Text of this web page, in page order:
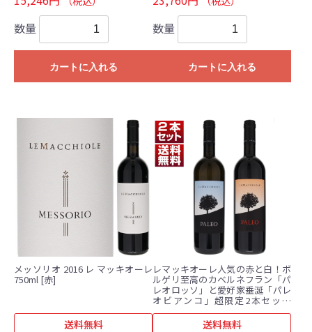
数量
カートに入れる
数量
カートに入れる
メッソリオ 2016 レ マッキオーレ
750ml [赤]
送料無料
レマッキオーレ人気の赤と白！ボ
ルゲリ至高のカベルネフラン「パ
レオロッソ」と愛好家垂涎「パレ
オビアンコ」超限定2本セット
(750ml×2)
送料無料